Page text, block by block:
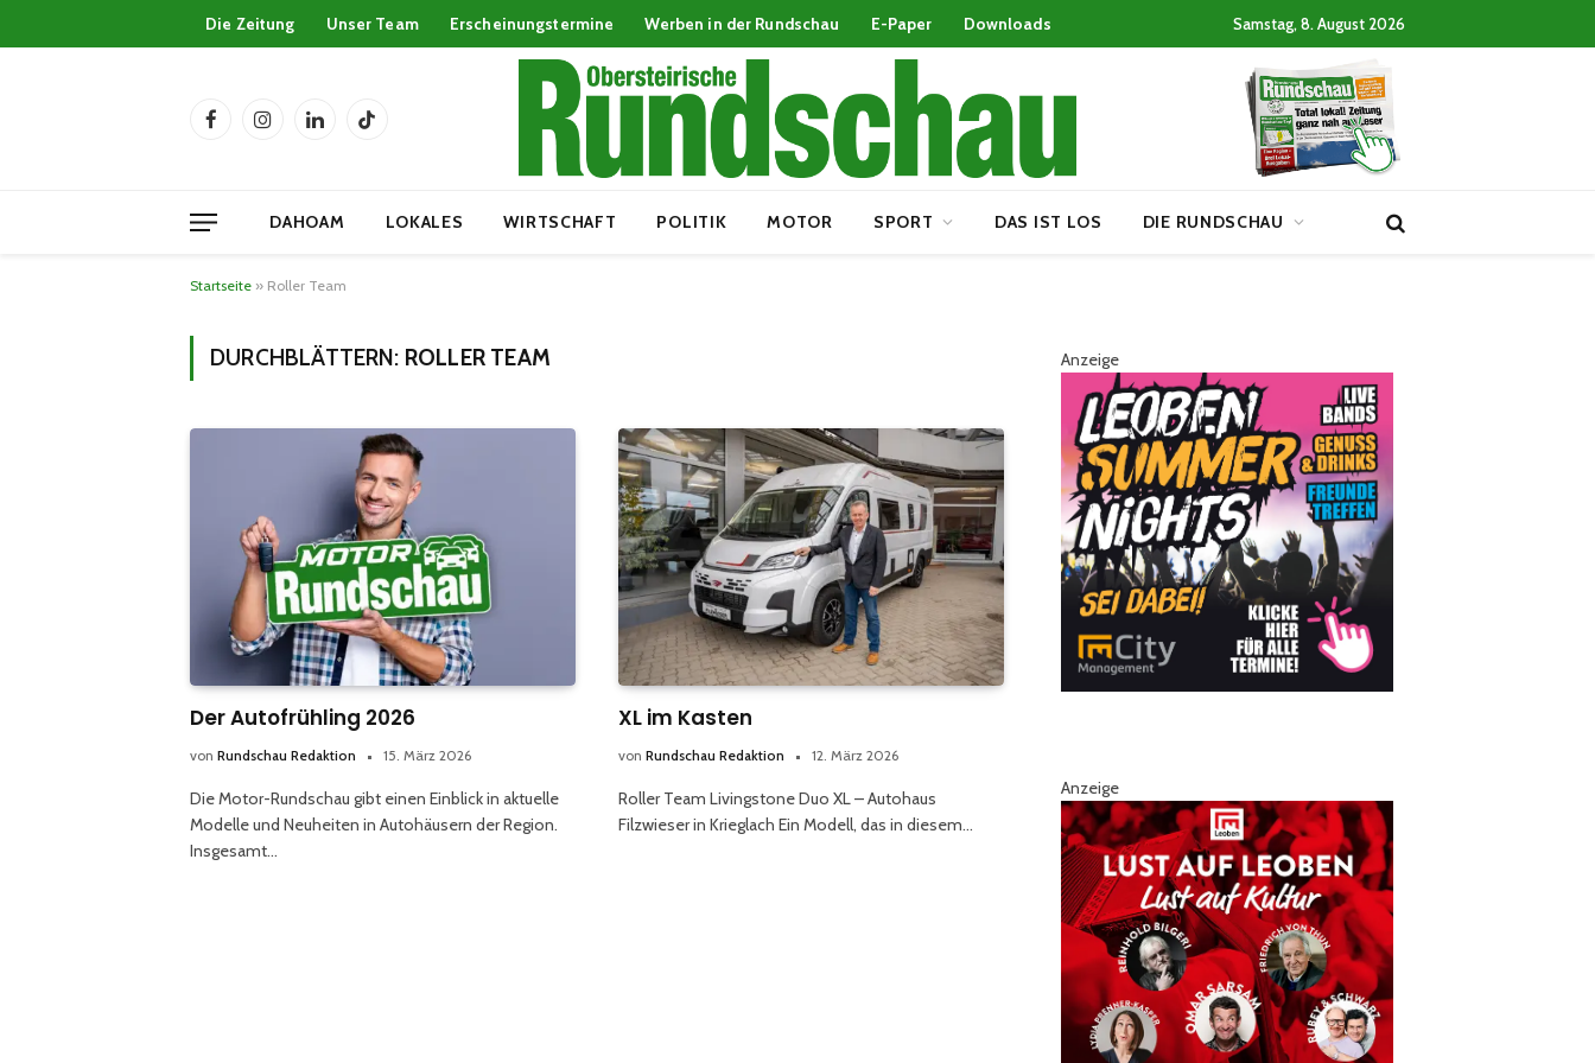
Die Zeitung Unser Team Erscheinungstermine Werben in der Rundschau E-Paper Downloads Samstag, 8. August 2026
FacebookInstagramLinkedInTikTok
DAHOAM LOKALES WIRTSCHAFT POLITIK MOTOR SPORT DAS IST LOS DIE RUNDSCHAU
Startseite » Roller Team
DURCHBLÄTTERN: ROLLER TEAM
Der Autofrühling 2026
von Rundschau Redaktion 15. März 2026
Die Motor-Rundschau gibt einen Einblick in aktuelle
Modelle und Neuheiten in Autohäusern der Region.
Insgesamt…
XL im Kasten
von Rundschau Redaktion 12. März 2026
Roller Team Livingstone Duo XL – Autohaus
Filzwieser in Krieglach Ein Modell, das in diesem…
Anzeige
Anzeige